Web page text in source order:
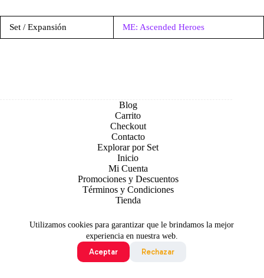
Utilizamos cookies para garantizar que le brindamos la mejor
experiencia en nuestra web.
Aceptar
Rechazar
Set / Expansión ME: Ascended Heroes
Blog
Carrito
Checkout
Contacto
Explorar por Set
Inicio
Mi Cuenta
Promociones y Descuentos
Términos y Condiciones
Tienda
Todo contenido original es sujeto de Copyright © 2026 TCG